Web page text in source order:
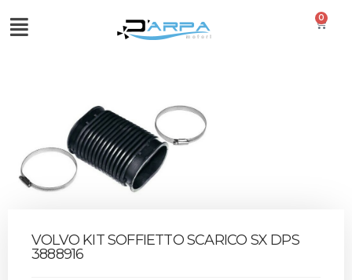
0
VOLVO KIT SOFFIETTO SCARICO SX DPS
3888916